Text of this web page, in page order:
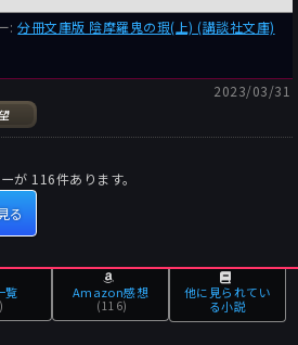
:分冊文庫版 陰摩羅鬼の瑕(上) (講談社文庫)
2023/03/31
ーが116件あります。
る
覧 Amazon感想
(116)
他に見られてい
る小説